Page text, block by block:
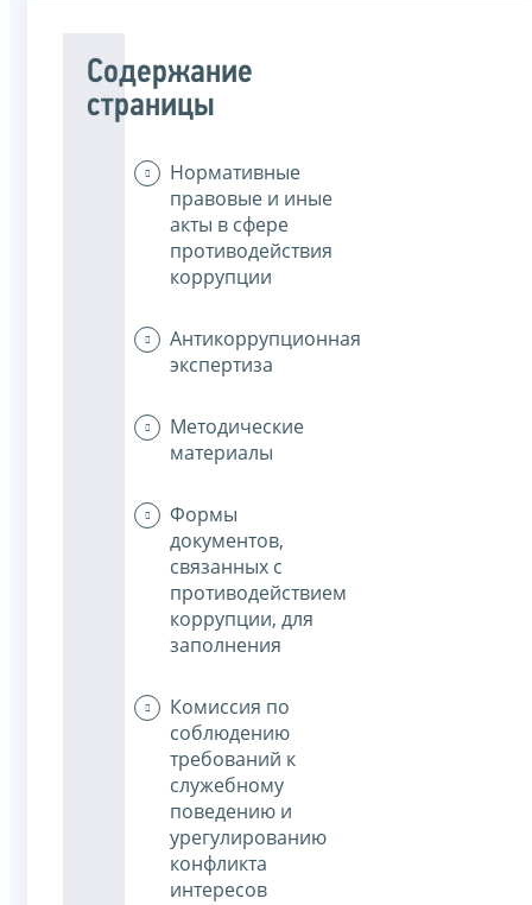
Содержание
страницы
Нормативные
правовые и иные
акты в сфере
противодействия
коррупции
Антикоррупционная
экспертиза
Методические
материалы
Формы
документов,
связанных с
противодействием
коррупции, для
заполнения
Комиссия по
соблюдению
требований к
служебному
поведению и
урегулированию
конфликта
интересов